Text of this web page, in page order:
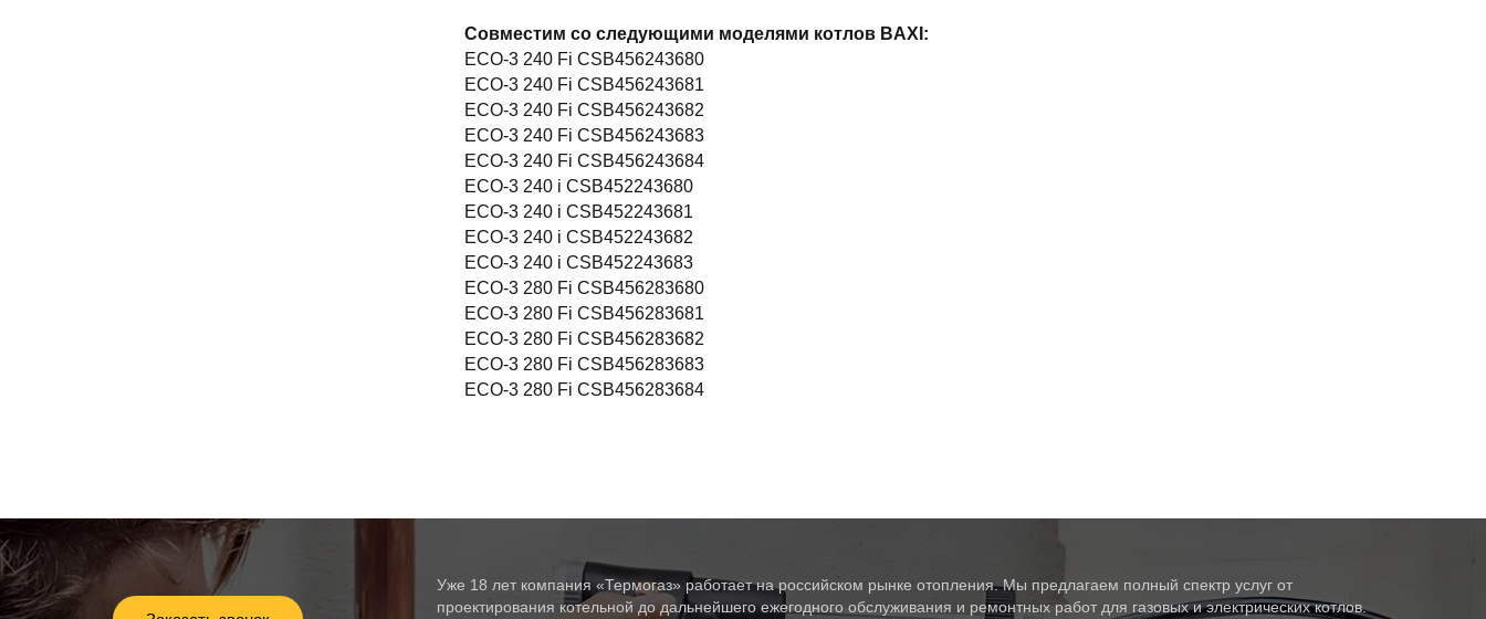
Совместим со следующими моделями котлов BAXI:
ECO-3 240 Fi CSB456243680
ECO-3 240 Fi CSB456243681
ECO-3 240 Fi CSB456243682
ECO-3 240 Fi CSB456243683
ECO-3 240 Fi CSB456243684
ECO-3 240 i CSB452243680
ECO-3 240 i CSB452243681
ECO-3 240 i CSB452243682
ECO-3 240 i CSB452243683
ECO-3 280 Fi CSB456283680
ECO-3 280 Fi CSB456283681
ECO-3 280 Fi CSB456283682
ECO-3 280 Fi CSB456283683
ECO-3 280 Fi CSB456283684
Уже 18 лет компания «Термогаз» работает на российском рынке отопления. Мы предлагаем полный спектр услуг от
проектирования котельной до дальнейшего ежегодного обслуживания и ремонтных работ для газовых и электрических котлов.